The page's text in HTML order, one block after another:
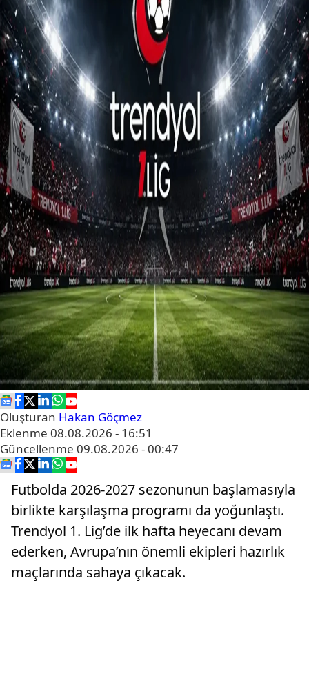
Oluşturan Hakan Göçmez
Eklenme 08.08.2026 - 16:51
Güncellenme 09.08.2026 - 00:47
Futbolda 2026-2027 sezonunun başlamasıyla
birlikte karşılaşma programı da yoğunlaştı.
Trendyol 1. Lig’de ilk hafta heyecanı devam
ederken, Avrupa’nın önemli ekipleri hazırlık
maçlarında sahaya çıkacak.